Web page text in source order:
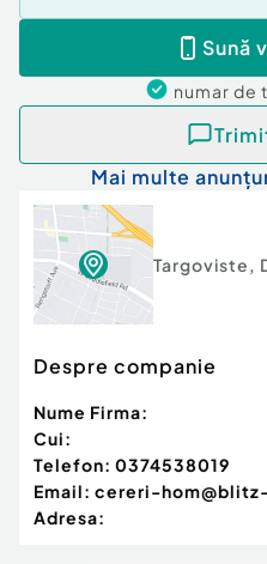
Sună
numar de
Mai multe
Targoviste,
Despre companie
Nume Firma:
Cui:
Telefon: 0374538019
Email: cereri-
Adresa: